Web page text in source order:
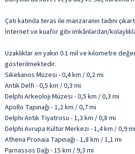
Çatı katında teras ile manzaranın tadını
İnternet ve kuaför gibi imkânlardan/
Uzaklıklar en yakın 0.1 mil ve kilometre
gösterilmektedir.
Sikelianos Müzesi - 0,4 km / 0,2 mi
Antik Delfi - 0,5 km / 0,3 mi
Delphi Arkeoloji Müzesi - 0,5 km / 0,3 mi
Apollo Tapınağı - 1,2 km / 0,7 mi
Delphi Antik Tiyatrosu - 1,3 km / 0,8 mi
Delphi Avrupa Kültür Merkezi - 1,4 km / 0,9 mi
Athena Pronaia Tapınağı - 1,8 km / 1,1 mi
Parnassos Dağı - 15 km / 9,3 mi